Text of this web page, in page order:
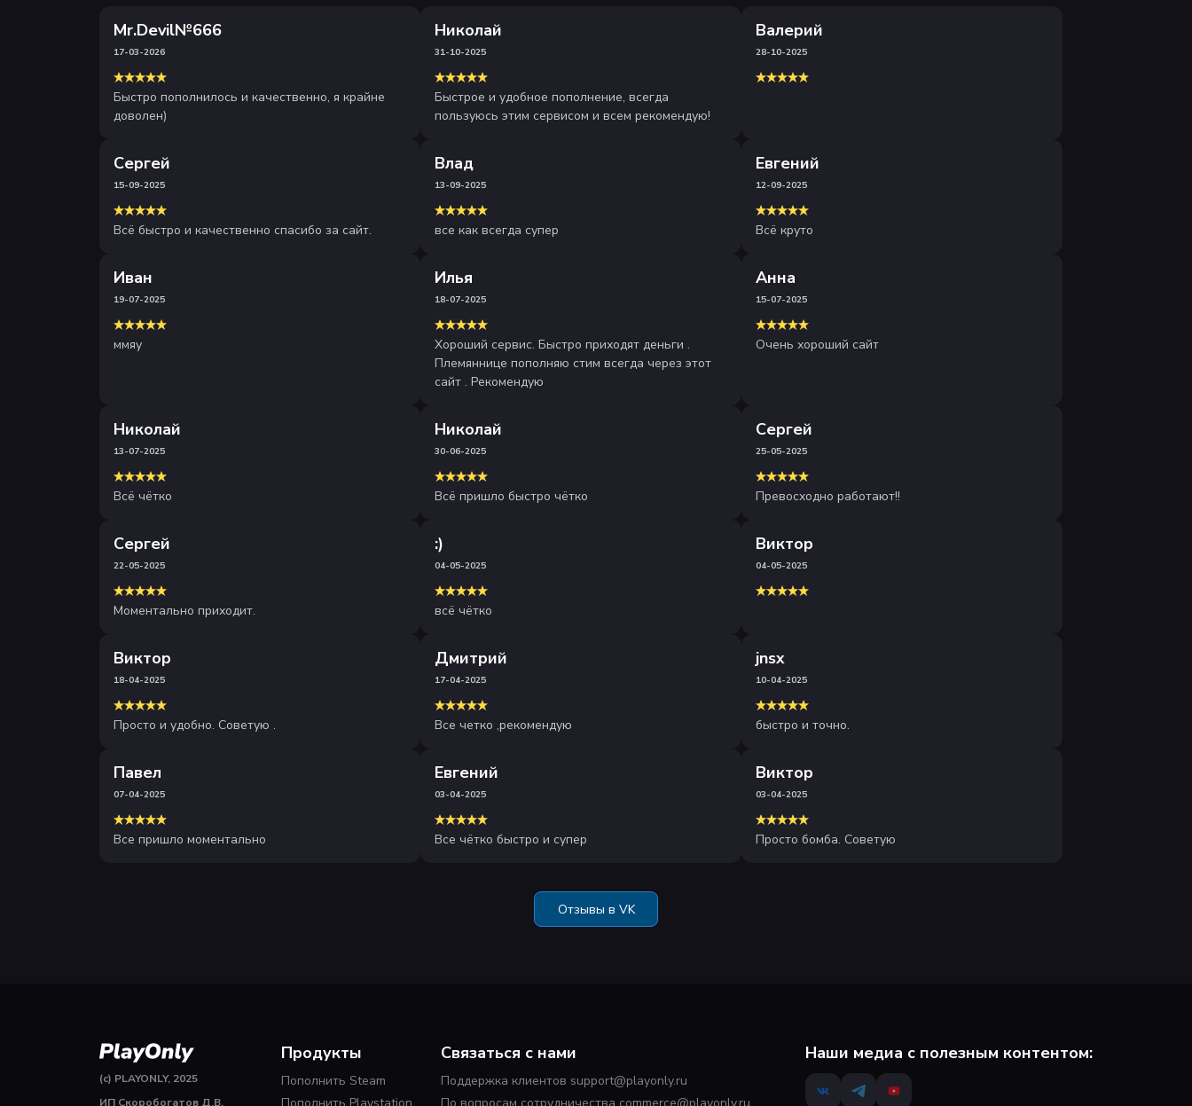
Mr.Devil№666
17-03-2026
Быстро пополнилось и качественно, я крайне
доволен)
Николай
31-10-2025
Быстрое и удобное пополнение, всегда
пользуюсь этим сервисом и всем рекомендую!
Валерий
28-10-2025
Сергей
15-09-2025
Всё быстро и качественно спасибо за сайт.
Влад
13-09-2025
все как всегда супер
Евгений
12-09-2025
Всё круто
Иван
19-07-2025
ммяу
Илья
18-07-2025
Хороший сервис. Быстро приходят деньги .
Племяннице пополняю стим всегда через этот
сайт . Рекомендую
Анна
15-07-2025
Очень хороший сайт
Николай
13-07-2025
Всё чётко
Николай
30-06-2025
Всё пришло быстро чётко
Сергей
25-05-2025
Превосходно работают!!
Сергей
22-05-2025
Моментально приходит.
:)
04-05-2025
всё чётко
Виктор
04-05-2025
Виктор
18-04-2025
Просто и удобно. Советую .
Дмитрий
17-04-2025
Все четко ,рекомендую
jnsx
10-04-2025
быстро и точно.
Павел
07-04-2025
Все пришло моментально
Евгений
03-04-2025
Все чётко быстро и супер
Виктор
03-04-2025
Просто бомба. Советую
Отзывы в VK
(c) PLAYONLY, 2025
ИП Скоробогатов Д.В.
Продукты
Пополнить Steam
Связаться с нами
Поддержка клиентов support@playonly.ru
Наши медиа с полезным контентом: